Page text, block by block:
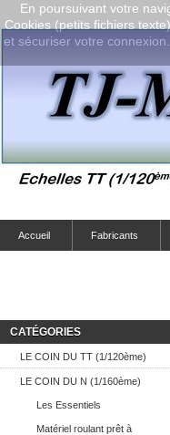
Accueil Fabricants
CATÉGORIES
LE COIN DU TT (1/120ème)
LE COIN DU N (1/160ème)
Les Essentiels
Matériel roulant prêt à
En poursuivant votre
Cookies (petits fichiers
et sécuriser votre